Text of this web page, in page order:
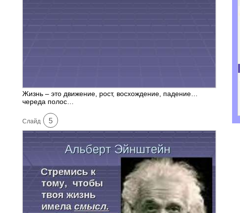
Жизнь – это движение, рост, восхождение, падение…
череда полос…
Cлайд 5